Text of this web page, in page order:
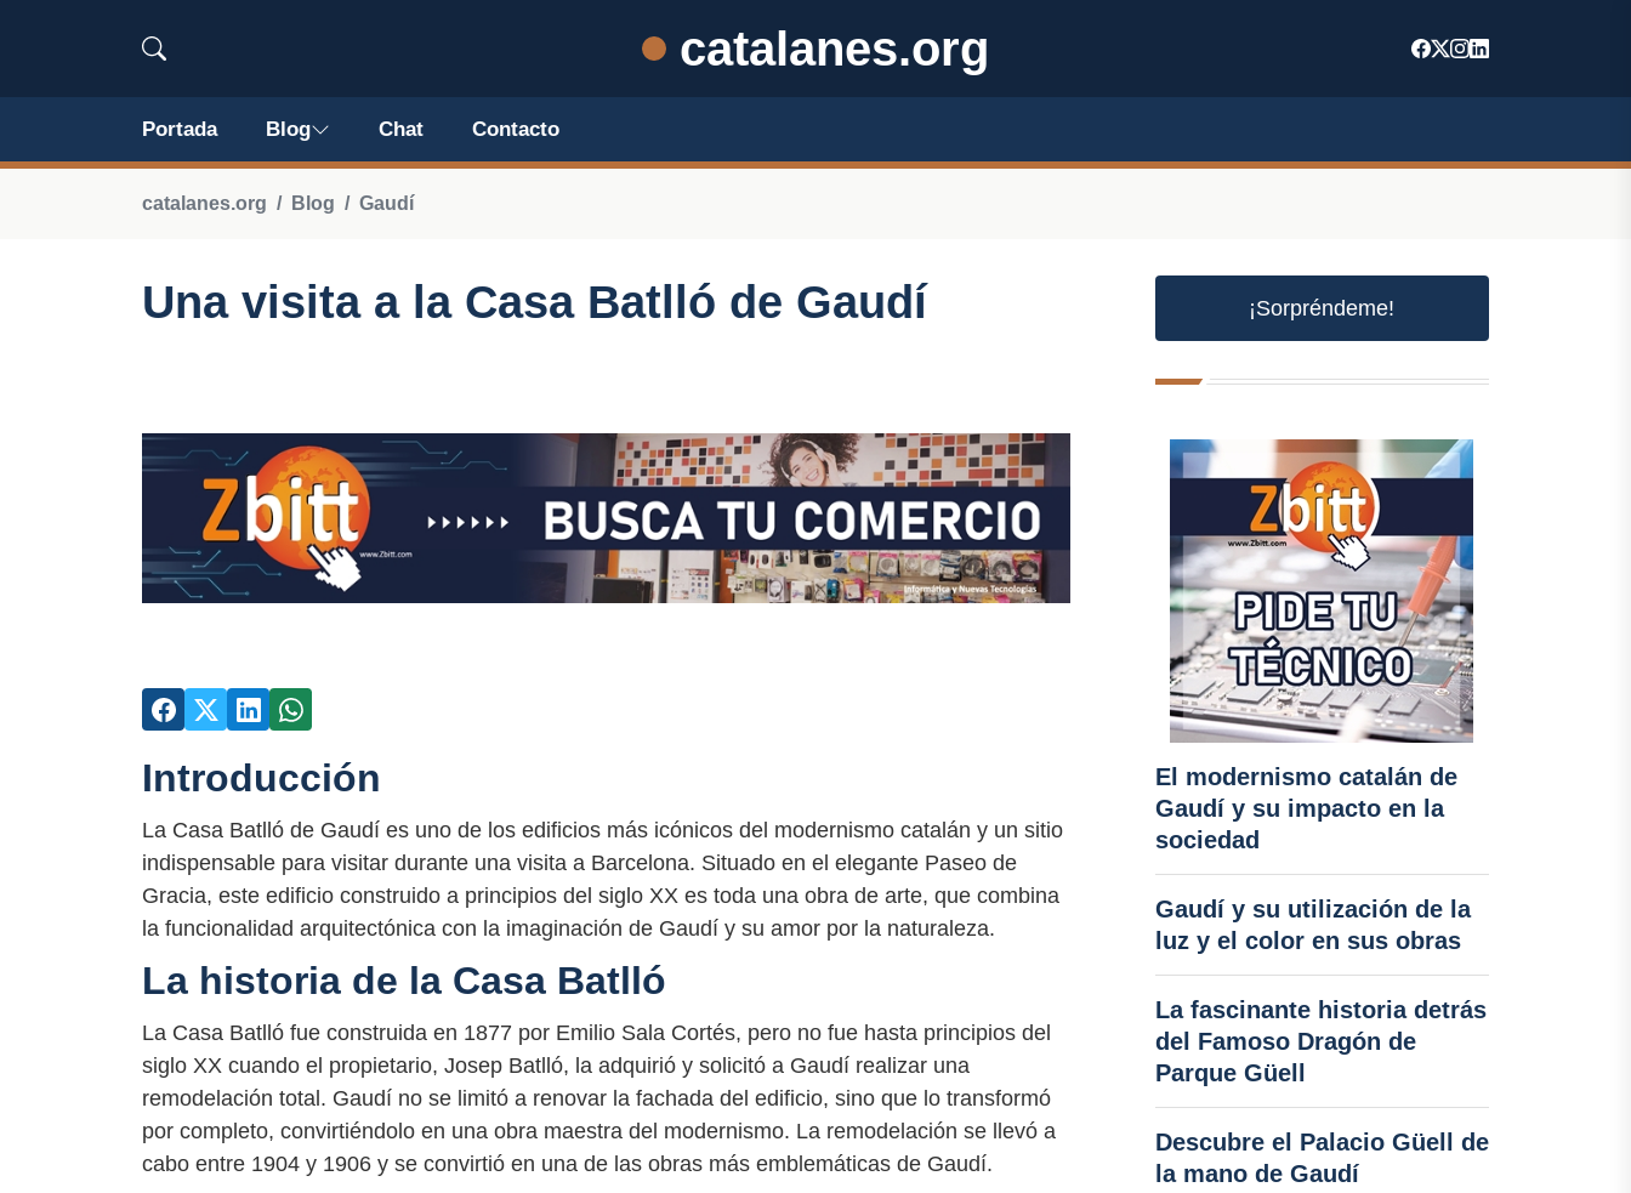
catalanes.org
Portada Blog Chat Contacto
catalanes.org Blog Gaudí
Una visita a la Casa Batlló de Gaudí
Introducción
La Casa Batlló de Gaudí es uno de los edificios más icónicos del modernismo catalán y un sitio
indispensable para visitar durante una visita a Barcelona. Situado en el elegante Paseo de
Gracia, este edificio construido a principios del siglo XX es toda una obra de arte, que combina
la funcionalidad arquitectónica con la imaginación de Gaudí y su amor por la naturaleza.
La historia de la Casa Batlló
La Casa Batlló fue construida en 1877 por Emilio Sala Cortés, pero no fue hasta principios del
siglo XX cuando el propietario, Josep Batlló, la adquirió y solicitó a Gaudí realizar una
remodelación total. Gaudí no se limitó a renovar la fachada del edificio, sino que lo transformó
por completo, convirtiéndolo en una obra maestra del modernismo. La remodelación se llevó a
cabo entre 1904 y 1906 y se convirtió en una de las obras más emblemáticas de Gaudí.
¡Sorpréndeme!
El modernismo catalán de
Gaudí y su impacto en la
sociedad
Gaudí y su utilización de la
luz y el color en sus obras
La fascinante historia detrás
del Famoso Dragón de
Parque Güell
Descubre el Palacio Güell de
la mano de Gaudí